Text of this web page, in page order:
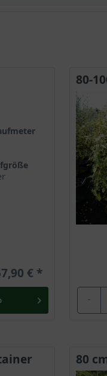
€
80-
-
80